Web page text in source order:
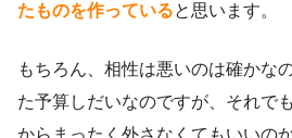
たものを作っていると思います。
もちろん、相性は悪いのは確かな
た予算しだいなのですが、それで
からまったく外さなくてもいいの